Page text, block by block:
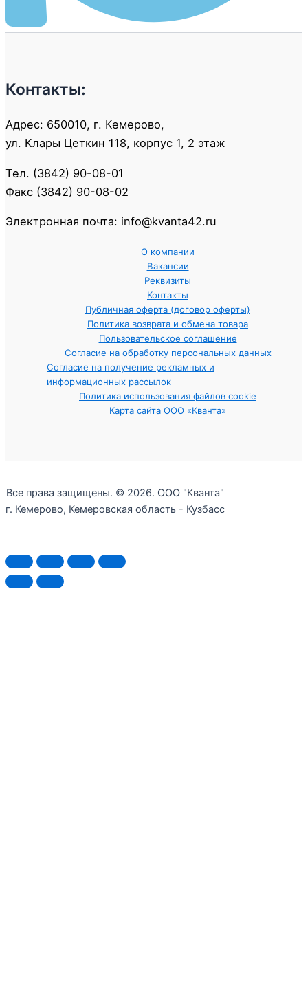
Контакты:
Адрес: 650010, г. Кемерово,
ул. Клары Цеткин 118, корпус 1, 2 этаж
Тел. (3842) 90-08-01
Факс (3842) 90-08-02
Электронная почта: info@kvanta42.ru
О компании
Вакансии
Реквизиты
Контакты
Публичная оферта (договор оферты)
Политика возврата и обмена товара
Пользовательское соглашение
Согласие на обработку персональных данных
Согласие на получение рекламных и
информационных рассылок
Политика использования файлов cookie
Карта сайта ООО «Кванта»
Все права защищены. © 2026. ООО "Кванта"
г. Кемерово, Кемеровская область - Кузбасс